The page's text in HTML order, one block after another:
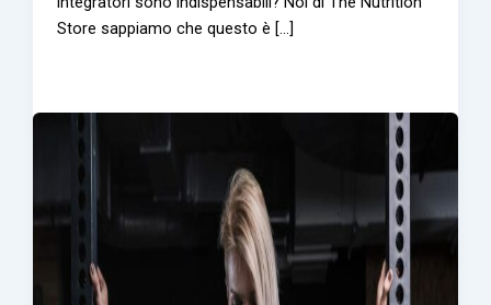
Store sappiamo che questo è [...]